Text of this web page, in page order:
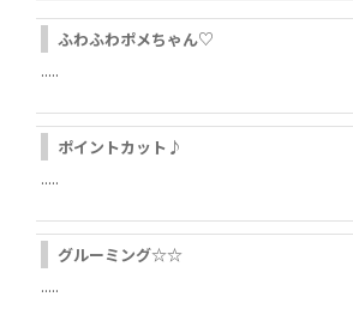
ふわふわポメちゃん♡
.....
ポイントカット♪
.....
グルーミング☆☆
.....